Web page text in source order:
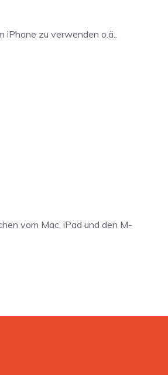
iPhone zu verwenden o.ä..
vom Mac, iPad und den M-